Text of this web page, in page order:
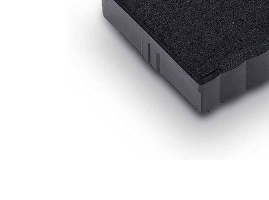
EINSÄTZE FÜR TRODAT PRÄGEZANGEN
DELRINPLATTEN FÜR PRÄGEZANGEN